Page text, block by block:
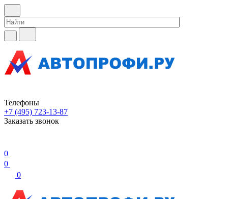
Телефоны
+7 (495) 723-13-87
Заказать звонок
0
0
0